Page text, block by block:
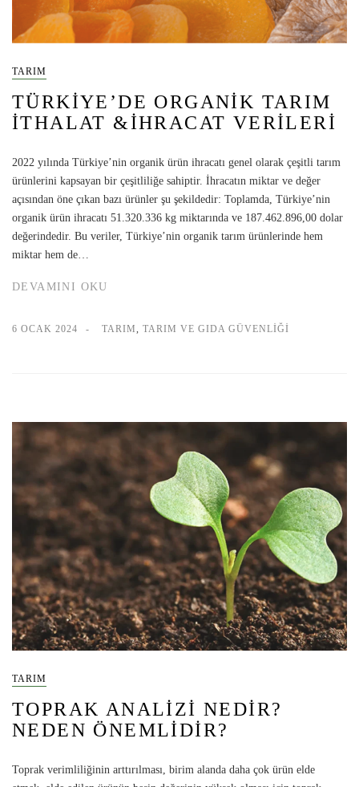
TARIM
TÜRKIYE’DE ORGANIK TARIM
İTHALAT &İHRACAT VERILERI
2022 yılında Türkiye’nin organik ürün ihracatı genel olarak çeşitli tarım
ürünlerini kapsayan bir çeşitliliğe sahiptir. İhracatın miktar ve değer
açısından öne çıkan bazı ürünler şu şekildedir: Toplamda, Türkiye’nin
organik ürün ihracatı 51.320.336 kg miktarında ve 187.462.896,00 dolar
değerindedir. Bu veriler, Türkiye’nin organik tarım ürünlerinde hem
miktar hem de…
DEVAMINI OKU
6 OCAK 2024 TARIM, TARIM VE GIDA GÜVENLIĞI
TARIM
TOPRAK ANALIZI NEDIR?
NEDEN ÖNEMLIDIR?
Toprak verimliliğinin arttırılması, birim alanda daha çok ürün elde